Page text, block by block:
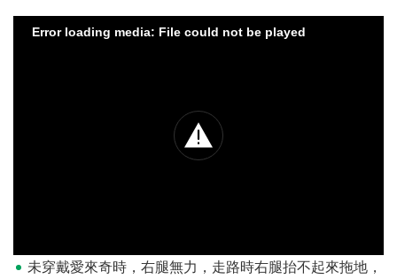
Error loading media: File could not be played
未穿戴愛來奇時，右腿無力，走路時右腿抬不起來拖地，